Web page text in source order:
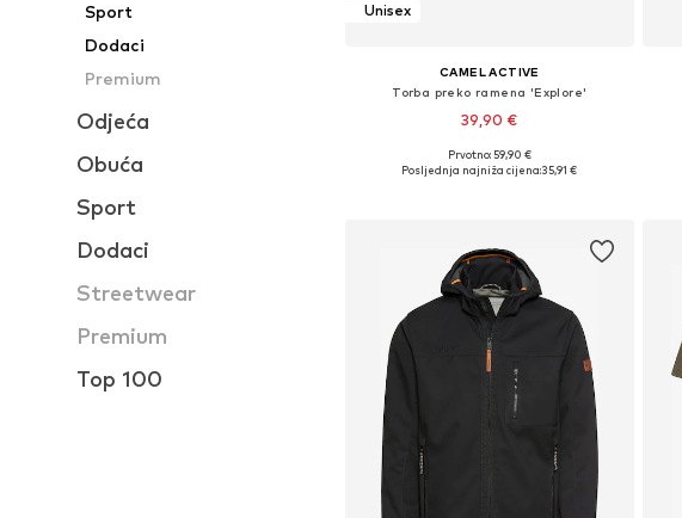
Sport
Dodaci
Premium
Odjeća
Obuća
Sport
Dodaci
Streetwear
Premium
Top 100
Unisex
CAMEL ACTIVE
Torba preko ramena 'Explore'
39,90 €
Dostupne veličine: One Size
Prvotno: 59,90 €
Posljednja najniža cijena:35,91 €